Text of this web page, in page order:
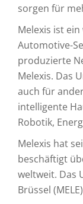
sorgen für
Melexis ist
Automotive-
produzierte
Melexis. Das
auch für
intelligente
Robotik,
Melexis hat
beschäftigt
weltweit. Das
Brüssel